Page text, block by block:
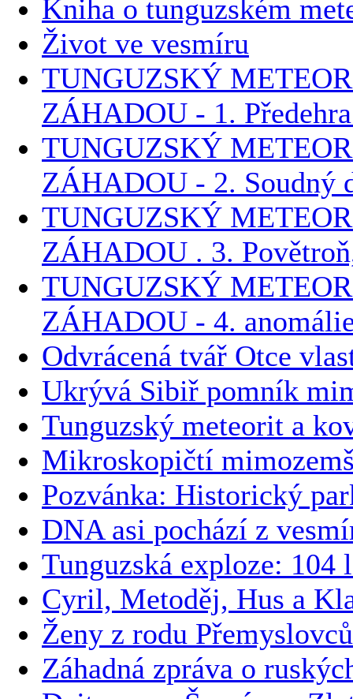
Kniha o tunguzském
Život ve vesmíru
TUNGUZSKÝ
ZÁHADOU - 1.
TUNGUZSKÝ
ZÁHADOU - 2. Soudný
TUNGUZSKÝ
ZÁHADOU . 3.
TUNGUZSKÝ
ZÁHADOU - 4.
Odvrácená tvář Otce
Ukrývá Sibiř pomník
Tunguzský meteorit a
Mikroskopičtí
Pozvánka: Historický
DNA asi pochází z
Tunguzská exploze: 104
Cyril, Metoděj, Hus a
Ženy z rodu Přemyslovců
Záhadná zpráva o